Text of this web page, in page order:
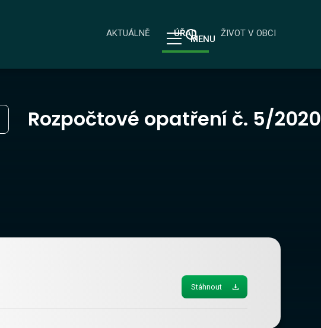
AKTUÁLNĚ ÚŘAD ŽIVOT V OBCI
MENU
Rozpočtové opatření č. 5/2020
Stáhnout